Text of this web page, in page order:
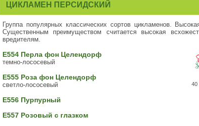
ЦИКЛАМЕН ПЕРСИДСКИЙ
Группа популярных классических сортов цикламенов.
Существенным преимуществом считается высокая
вредителям.
40
Е554 Перла фон Целендорф
темно-лососевый
Е555 Роза фон Целендорф
светло-лососевый
Е556 Пурпурный
Е557 Розовый с глазком